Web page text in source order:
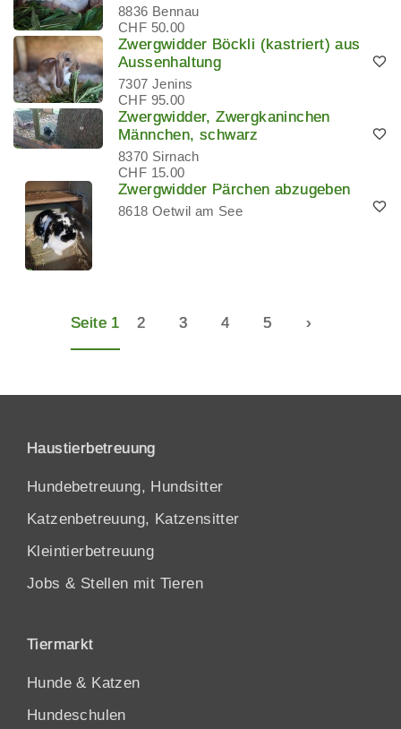
8836 Bennau
CHF 50.00
Zwergwidder Böckli (kastriert) aus
Aussenhaltung
7307 Jenins
CHF 95.00
Zwergwidder, Zwergkaninchen
Männchen, schwarz
8370 Sirnach
CHF 15.00
Zwergwidder Pärchen abzugeben
8618 Oetwil am See
Seite 1 2 3 4 5 ›
Haustierbetreuung
Hundebetreuung, Hundsitter
Katzenbetreuung, Katzensitter
Kleintierbetreuung
Jobs & Stellen mit Tieren
Tiermarkt
Hunde & Katzen
Hundeschulen